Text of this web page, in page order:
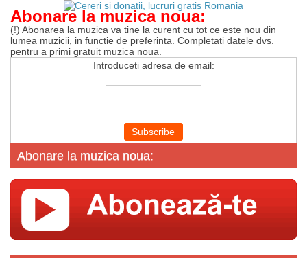
Abonare la muzica noua:
(!) Abonarea la muzica va tine la curent cu tot ce este nou din
lumea muzicii, in functie de preferinta. Completati datele dvs.
pentru a primi gratuit muzica noua.
Introduceti adresa de email:
Abonare la muzica noua: